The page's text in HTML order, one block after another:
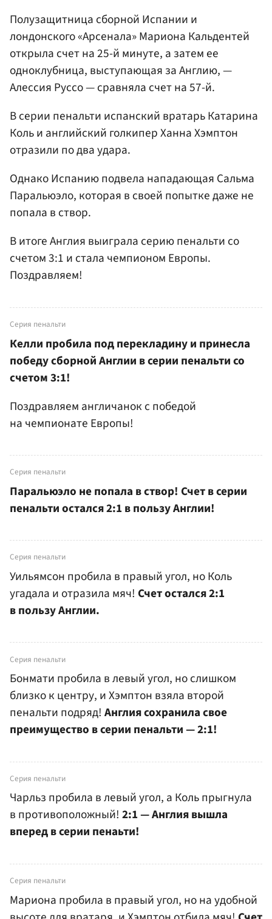
Полузащитница сборной Испании и
лондонского «Арсенала» Мариона Кальдентей
открыла счет на 25-й минуте, а затем ее
одноклубница, выступающая за Англию, —
Алессия Руссо — сравняла счет на 57-й.
В серии пенальти испанский вратарь Катарина
Коль и английский голкипер Ханна Хэмптон
отразили по два удара.
Однако Испанию подвела нападающая Сальма
Паральюэло, которая в своей попытке даже не
попала в створ.
В итоге Англия выиграла серию пенальти со
счетом 3:1 и стала чемпионом Европы.
Поздравляем!
Серия пенальти
Келли пробила под перекладину и принесла
победу сборной Англии в серии пенальти со
счетом 3:1!
Поздравляем англичанок с победой
на чемпионате Европы!
Серия пенальти
Паральюэло не попала в створ! Счет в серии
пенальти остался 2:1 в пользу Англии!
Серия пенальти
Уильямсон пробила в правый угол, но Коль
угадала и отразила мяч! Счет остался 2:1
в пользу Англии.
Серия пенальти
Бонмати пробила в левый угол, но слишком
близко к центру, и Хэмптон взяла второй
пенальти подряд! Англия сохранила свое
преимущество в серии пенальти — 2:1!
Серия пенальти
Чарльз пробила в левый угол, а Коль прыгнула
в противоположный! 2:1 — Англия вышла
вперед в серии пенаьти!
Серия пенальти
Мариона пробила в правый угол, но на удобной